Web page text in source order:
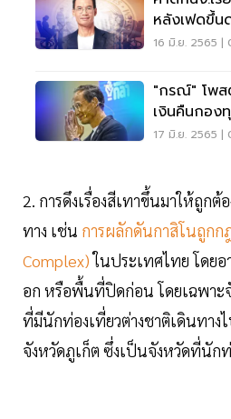
หลังเฟดขึ้น
เงินเฟ้อ
16 มิ.ย. 2565 |
"กรณ์" โพส
เงินคืนกอง
17 มิ.ย. 2565 |
2. การดึงเรื่องสีเทาขึ้นมาให้ถูก
ทาง เช่น การผลักดันกาสิโนถูก
Complex)ในประเทศไทย โดย
อก หรือพื้นที่ปิดก่อน โดยเฉพาะ
ที่มีนักท่องเที่ยวต่างชาติเดินทาง
จังหวัดภูเก็ต ซึ่งเป็นจังหวัดที่นัก